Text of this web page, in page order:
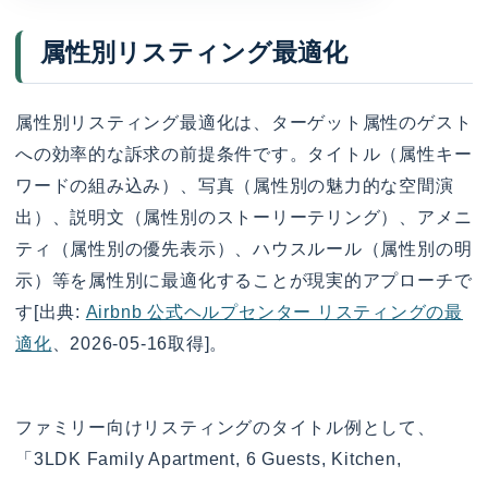
属性別リスティング最適化
属性別リスティング最適化は、ターゲット属性のゲスト
への効率的な訴求の前提条件です。タイトル（属性キー
ワードの組み込み）、写真（属性別の魅力的な空間演
出）、説明文（属性別のストーリーテリング）、アメニ
ティ（属性別の優先表示）、ハウスルール（属性別の明
示）等を属性別に最適化することが現実的アプローチで
す[出典: Airbnb 公式ヘルプセンター リスティングの最
適化 、2026-05-16取得]。
ファミリー向けリスティングのタイトル例として、
「3LDK Family Apartment, 6 Guests, Kitchen,